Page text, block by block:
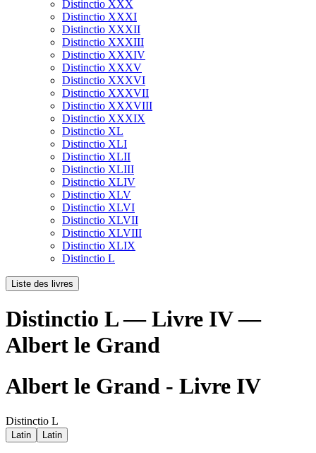
Distinctio XXX
Distinctio XXXI
Distinctio XXXII
Distinctio XXXIII
Distinctio XXXIV
Distinctio XXXV
Distinctio XXXVI
Distinctio XXXVII
Distinctio XXXVIII
Distinctio XXXIX
Distinctio XL
Distinctio XLI
Distinctio XLII
Distinctio XLIII
Distinctio XLIV
Distinctio XLV
Distinctio XLVI
Distinctio XLVII
Distinctio XLVIII
Distinctio XLIX
Distinctio L
Liste des livres
Distinctio L — Livre IV —
Albert le Grand
Albert le Grand - Livre IV
Distinctio L
Latin Latin